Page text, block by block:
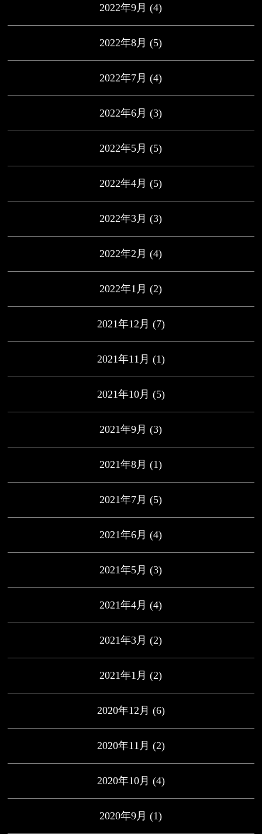
2022年9月 (4)
2022年8月 (5)
2022年7月 (4)
2022年6月 (3)
2022年5月 (5)
2022年4月 (5)
2022年3月 (3)
2022年2月 (4)
2022年1月 (2)
2021年12月 (7)
2021年11月 (1)
2021年10月 (5)
2021年9月 (3)
2021年8月 (1)
2021年7月 (5)
2021年6月 (4)
2021年5月 (3)
2021年4月 (4)
2021年3月 (2)
2021年1月 (2)
2020年12月 (6)
2020年11月 (2)
2020年10月 (4)
2020年9月 (1)